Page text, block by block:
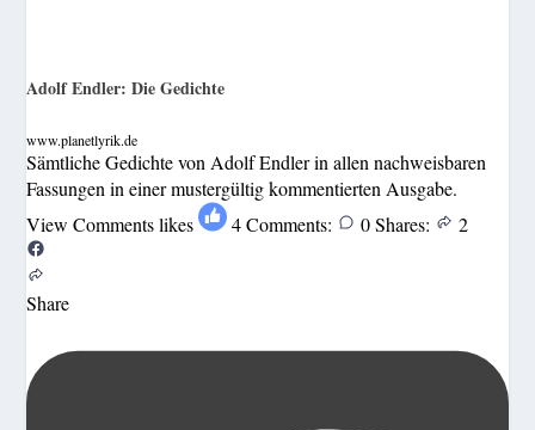
Adolf Endler: Die Gedichte
www.planetlyrik.de
Sämtliche Gedichte von Adolf Endler in allen nachweisbaren
Fassungen in einer mustergültig kommentierten Ausgabe.
View Comments likes 4 Comments: 0 Shares: 2
Share